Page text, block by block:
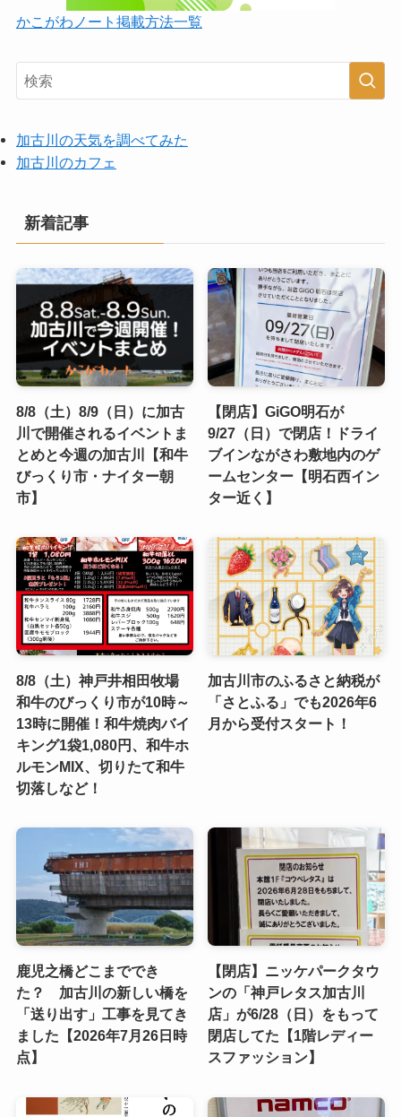
かこがわノート掲載方法一覧
加古川の天気を調べてみた
加古川のカフェ
新着記事
8/8（土）8/9（日）に加古
川で開催されるイベントま
とめと今週の加古川【和牛
びっくり市・ナイター朝
市】
【閉店】GiGO明石が
9/27（日）で閉店！ドライ
ブインながさわ敷地内のゲ
ームセンター【明石西イン
ター近く】
8/8（土）神戸井相田牧場
和牛のびっくり市が10時～
13時に開催！和牛焼肉バイ
キング1袋1,080円、和牛ホ
ルモンMIX、切りたて和牛
切落しなど！
加古川市のふるさと納税が
「さとふる」でも2026年6
月から受付スタート！
鹿児之橋どこまででき
た？ 加古川の新しい橋を
「送り出す」工事を見てき
ました【2026年7月26日時
点】
【閉店】ニッケパークタウ
ンの「神戸レタス加古川
店」が6/28（日）をもって
閉店してた【1階レディー
スファッション】